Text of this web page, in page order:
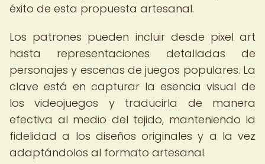
éxito de esta propuesta artesanal.
Los patrones pueden incluir desde pixel art
hasta representaciones detalladas de
personajes y escenas de juegos populares. La
clave está en capturar la esencia visual de
los videojuegos y traducirla de manera
efectiva al medio del tejido, manteniendo la
fidelidad a los diseños originales y a la vez
adaptándolos al formato artesanal.